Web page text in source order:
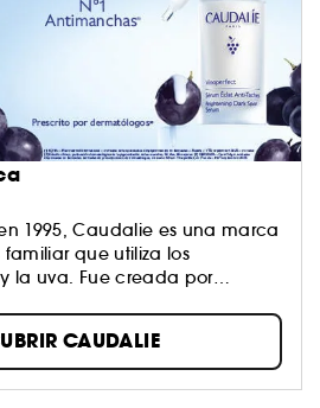
1995, Caudalie es una marca
familiar que utiliza los
la uva. Fue creada por
tras investigar sobre los
más potentes del
Caudalie son muy
glamurosos, y cumplen con
valores que denominan
CAUDALIE